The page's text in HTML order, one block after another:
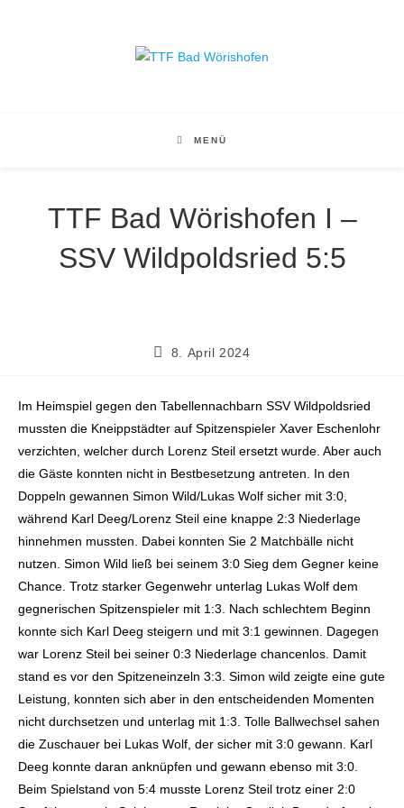
MENÜ
TTF Bad Wörishofen I –
SSV Wildpoldsried 5:5
Beitrag
8. April 2024
Im Heimspiel gegen den Tabellennachbarn SSV Wildpoldsried
mussten die Kneippstädter auf Spitzenspieler Xaver Eschenlohr
verzichten, welcher durch Lorenz Steil ersetzt wurde. Aber auch
die Gäste konnten nicht in Bestbesetzung antreten. In den
Doppeln gewannen Simon Wild/Lukas Wolf sicher mit 3:0,
während Karl Deeg/Lorenz Steil eine knappe 2:3 Niederlage
hinnehmen mussten. Dabei konnten Sie 2 Matchbälle nicht
nutzen. Simon Wild ließ bei seinem 3:0 Sieg dem Gegner keine
Chance. Trotz starker Gegenwehr unterlag Lukas Wolf dem
gegnerischen Spitzenspieler mit 1:3. Nach schlechtem Beginn
konnte sich Karl Deeg steigern und mit 3:1 gewinnen. Dagegen
war Lorenz Steil bei seiner 0:3 Niederlage chancenlos. Damit
stand es vor den Spitzeneinzeln 3:3. Simon wild zeigte eine gute
Leistung, konnten sich aber in den entscheidenden Momenten
nicht durchsetzen und unterlag mit 1:3. Tolle Ballwechsel sahen
die Zuschauer bei Lukas Wolf, der sicher mit 3:0 gewann. Karl
Deeg konnte daran anknüpfen und gewann ebenso mit 3:0.
Beim Spielstand von 5:4 musste Lorenz Steil trotz einer 2:0